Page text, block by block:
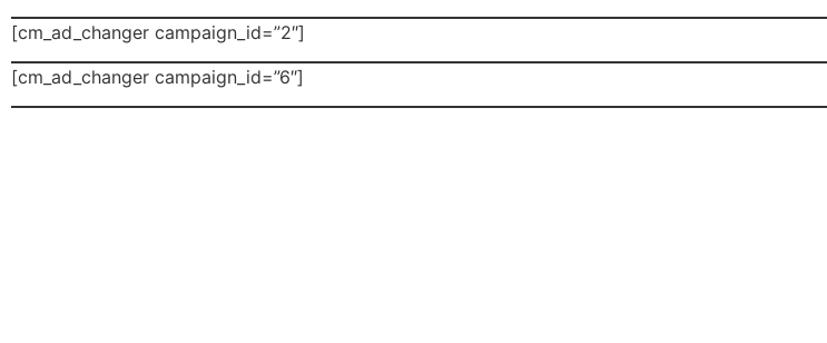
[cm_ad_changer campaign_id=”2″]
[cm_ad_changer campaign_id=”6″]